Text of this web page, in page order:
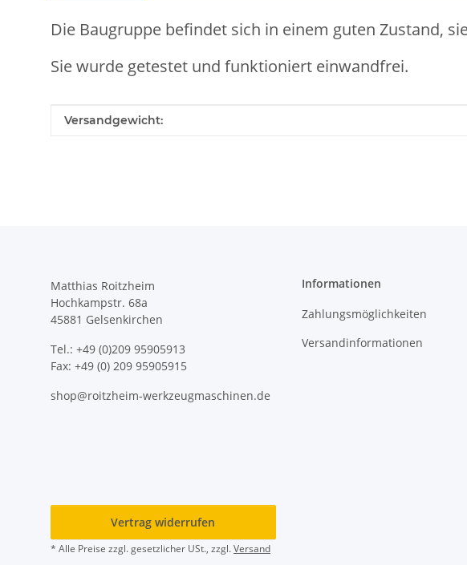
Die Baugruppe befindet sich in einem guten Zustand,
Sie wurde getestet und funktioniert einwandfrei.
Produkteigenschaft
Wert
Versandgewicht:
Matthias Roitzheim
Hochkampstr. 68a
45881 Gelsenkirchen
Tel.: +49 (0)209 95905913
Fax: +49 (0) 209 95905915
shop@roitzheim-werkzeugmaschinen.de
Informationen
Zahlungsmöglichkeiten
Versandinformationen
Vertrag widerrufen
* Alle Preise zzgl. gesetzlicher USt., zzgl.Versand